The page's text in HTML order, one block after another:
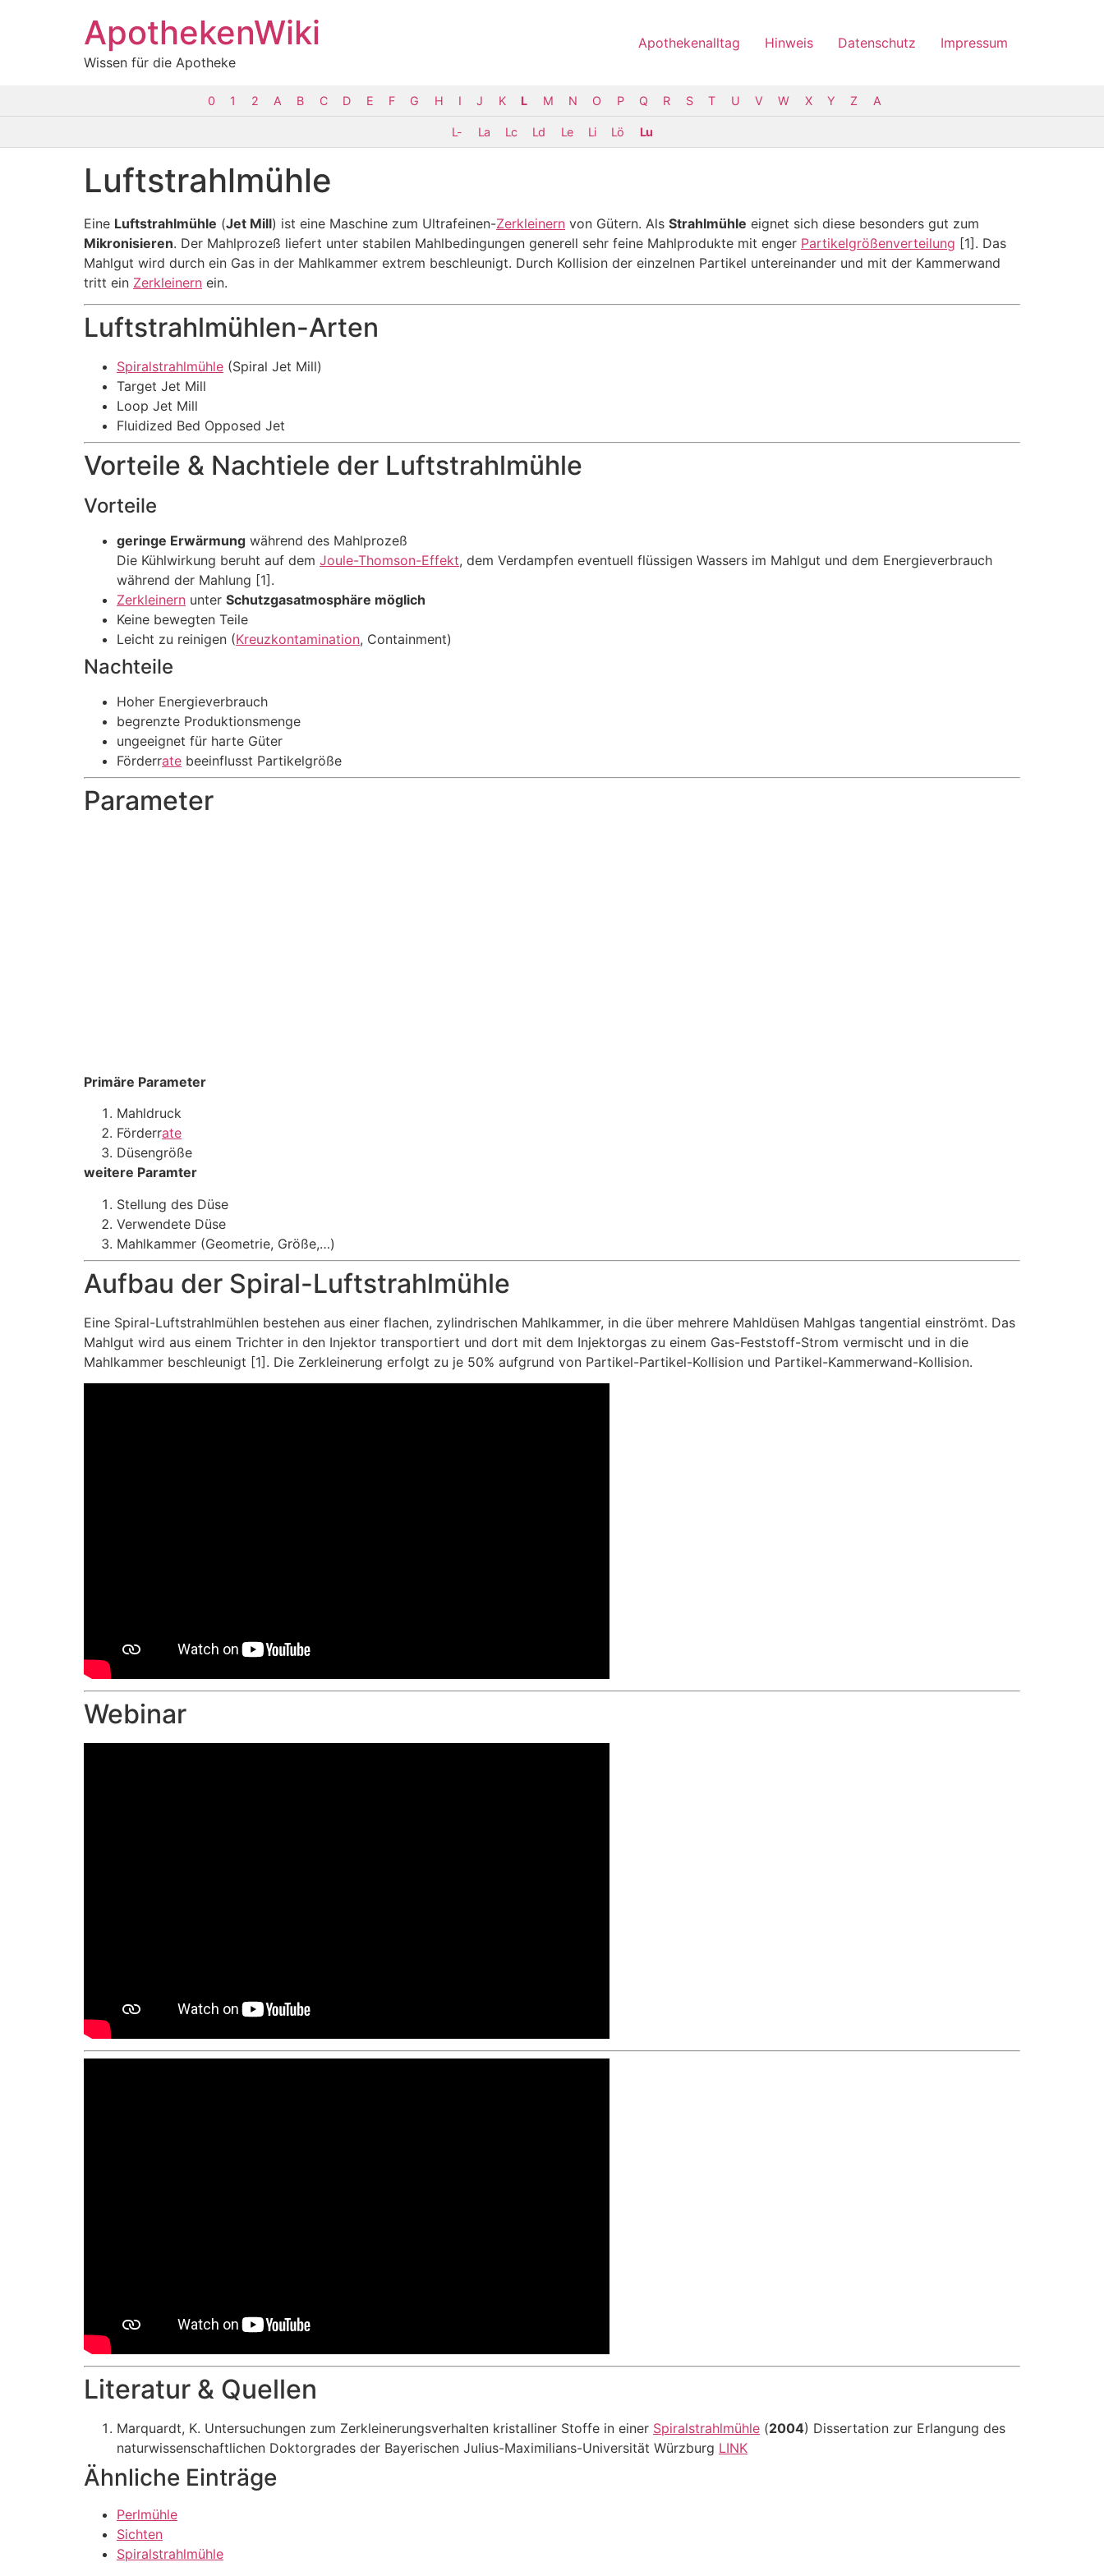
ApothekenWiki
Wissen für die Apotheke
Apothekenalltag Hinweis Datenschutz Impressum
0 1 2 A B C D E F G H I J K L M N O P Q R S T U V W X Y Z Α
L- La Lc Ld Le Li Lö Lu
Luftstrahlmühle
Eine Luftstrahlmühle (Jet Mill) ist eine Maschine zum Ultrafeinen-Zerkleinern von Gütern. Als Strahlmühle eignet sich diese besonders gut zum
Mikronisieren. Der Mahlprozeß liefert unter stabilen Mahlbedingungen generell sehr feine Mahlprodukte mit enger Partikelgrößenverteilung [1]. Das
Mahlgut wird durch ein Gas in der Mahlkammer extrem beschleunigt. Durch Kollision der einzelnen Partikel untereinander und mit der Kammerwand
tritt ein Zerkleinern ein.
Luftstrahlmühlen-Arten
Spiralstrahlmühle (Spiral Jet Mill)
Target Jet Mill
Loop Jet Mill
Fluidized Bed Opposed Jet
Vorteile & Nachtiele der Luftstrahlmühle
Vorteile
geringe Erwärmung während des Mahlprozeß
Die Kühlwirkung beruht auf dem Joule-Thomson-Effekt, dem Verdampfen eventuell flüssigen Wassers im Mahlgut und dem Energieverbrauch
während der Mahlung [1].
Zerkleinern unter Schutzgasatmosphäre möglich
Keine bewegten Teile
Leicht zu reinigen (Kreuzkontamination, Containment)
Nachteile
Hoher Energieverbrauch
begrenzte Produktionsmenge
ungeeignet für harte Güter
Förderrate beeinflusst Partikelgröße
Parameter
Primäre Parameter
Mahldruck
Förderrate
Düsengröße
weitere Paramter
Stellung des Düse
Verwendete Düse
Mahlkammer (Geometrie, Größe,…)
Aufbau der Spiral-Luftstrahlmühle
Eine Spiral-Luftstrahlmühlen bestehen aus einer flachen, zylindrischen Mahlkammer, in die über mehrere Mahldüsen Mahlgas tangential einströmt. Das
Mahlgut wird aus einem Trichter in den Injektor transportiert und dort mit dem Injektorgas zu einem Gas-Feststoff-Strom vermischt und in die
Mahlkammer beschleunigt [1]. Die Zerkleinerung erfolgt zu je 50% aufgrund von Partikel-Partikel-Kollision und Partikel-Kammerwand-Kollision.
Webinar
Literatur & Quellen
Marquardt, K. Untersuchungen zum Zerkleinerungsverhalten kristalliner Stoffe in einer Spiralstrahlmühle (2004) Dissertation zur Erlangung des
naturwissenschaftlichen Doktorgrades der Bayerischen Julius-Maximilians-Universität Würzburg LINK
Ähnliche Einträge
Perlmühle
Sichten
Spiralstrahlmühle